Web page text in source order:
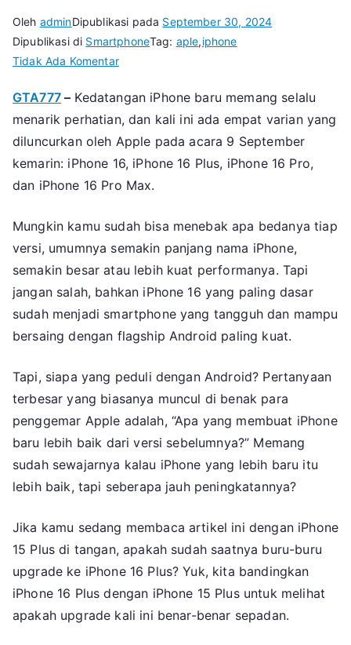
Oleh adminDipublikasi pada September 30, 2024
Dipublikasi di SmartphoneTag: aple,iphone
Tidak Ada Komentarpada
16
Plus
VS
iPhone
15
Saatnya
Upgrade
GTA777– Kedatangan iPhone baru memang selalu
menarik perhatian, dan kali ini ada empat varian yang
diluncurkan oleh Apple pada acara 9 September
kemarin: iPhone 16, iPhone 16 Plus, iPhone 16 Pro,
dan iPhone 16 Pro Max.
Mungkin kamu sudah bisa menebak apa bedanya tiap
versi, umumnya semakin panjang nama iPhone,
semakin besar atau lebih kuat performanya. Tapi
jangan salah, bahkan iPhone 16 yang paling dasar
sudah menjadi smartphone yang tangguh dan mampu
bersaing dengan flagship Android paling kuat.
Tapi, siapa yang peduli dengan Android? Pertanyaan
terbesar yang biasanya muncul di benak para
penggemar Apple adalah, “Apa yang membuat iPhone
baru lebih baik dari versi sebelumnya?” Memang
sudah sewajarnya kalau iPhone yang lebih baru itu
lebih baik, tapi seberapa jauh peningkatannya?
Jika kamu sedang membaca artikel ini dengan iPhone
15 Plus di tangan, apakah sudah saatnya buru-buru
upgrade ke iPhone 16 Plus? Yuk, kita bandingkan
iPhone 16 Plus dengan iPhone 15 Plus untuk melihat
apakah upgrade kali ini benar-benar sepadan.